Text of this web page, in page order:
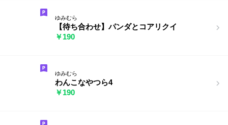
ゆみむら
【待ち合わせ】パンダとコアリクイ
￥190
ゆみむら
わんこなやつら4
￥190